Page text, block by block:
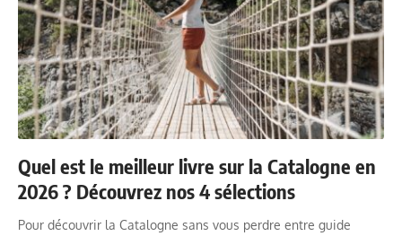
Quel est le meilleur livre sur la Catalogne en
2026 ? Découvrez nos 4 sélections
Pour découvrir la Catalogne sans vous perdre entre guide